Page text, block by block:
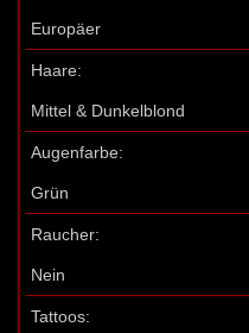
Europäer
Haare:
Mittel & Dunkelblond
Augenfarbe:
Grün
Raucher:
Nein
Tattoos: